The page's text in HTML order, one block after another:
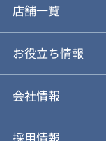
あなぶきの買取
仲介と買取のメ
動画やパンフレッ
購入の流れ
購入前も後も安心
お気に入り
店舗一覧
お役立ち情報
不動産Q&A
アルファジャーナ
会社情報
会社概要